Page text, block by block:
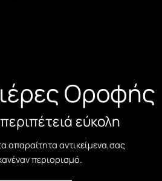
Οροφής
επιλογής
Οροφής
εύκολη
απαραίτητα αντικείμενα,σας
περιορισμό.